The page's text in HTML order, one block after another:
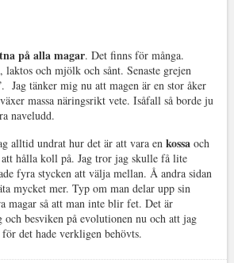
på alla magar. Det finns för många.
laktos och mjölk och sånt. Senaste grejen
Jag tänker mig nu att magen är en stor åker
massa näringsrikt vete. Isåfall så borde ju
naveludd.
alltid undrat hur det är att vara en kossaoch
hålla koll på. Jag tror jag skulle få lite
fyra stycken att välja mellan. Å andra sidan
mycket mer. Typ om man delar upp sin
magar så att man inte blir fet. Det är
och besviken på evolutionen nu och att jag
det hade verkligen behövts.